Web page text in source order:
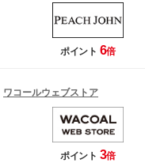
ポイント 6倍
ワコールウェブストア
ポイント 3倍